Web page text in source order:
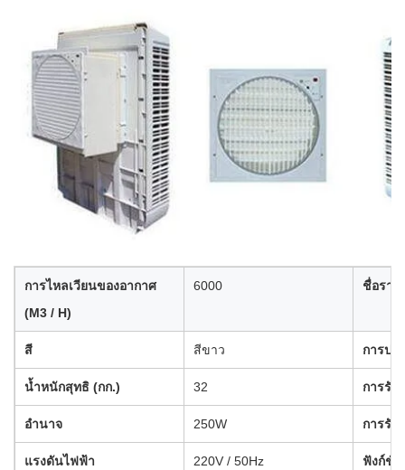
การไหลเวียนของอากาศ
(M3 / H)
6000 ชื่อราย
สี สีขาว การปร
น้ำหนักสุทธิ (กก.) 32 การรับ
อำนาจ 250W การรับ
แรงดันไฟฟ้า 220V / 50Hz ฟังก์ชั่น